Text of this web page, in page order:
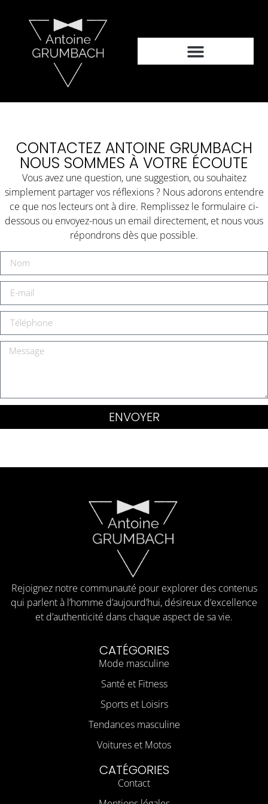
CONTACTEZ ANTOINE GRUMBACH
NOUS SOMMES À VOTRE ÉCOUTE
Vous avez une question, une suggestion, ou souhaitez
simplement partager vos réflexions ? Nous adorons entendre
ce que nos lecteurs ont à dire. Remplissez le formulaire ci-
dessous ou envoyez-nous un email directement, et nous vous
répondrons dès que possible.
ENVOYER
Rejoignez notre communauté pour explorer des contenus
qui parlent à l’homme d’aujourd’hui, désireux d’excellence
et d’authenticité dans chaque aspect de sa vie.
CATÉGORIES
Mode masculine
Santé et Fitness
Sports et Loisirs
Tendances masculine
Voitures et Motos
CATÉGORIES
Contact